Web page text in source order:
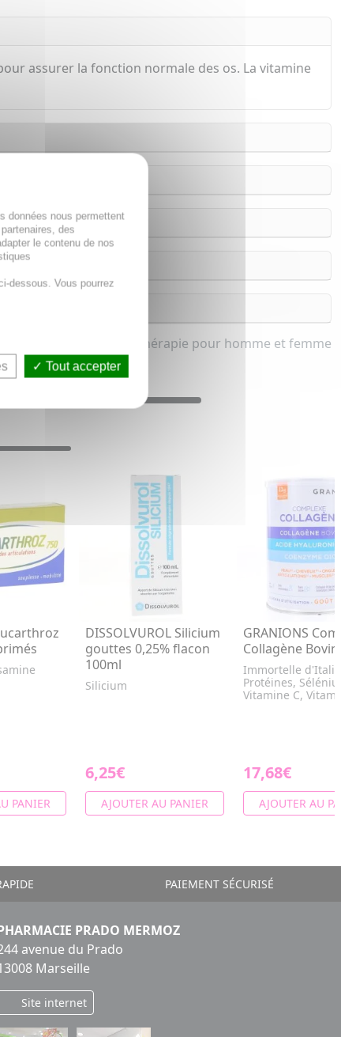
assurer la fonction normale des os. La vitamine
Articulation, Os et Phytothérapie pour homme et femme
PANIER
DISSOLVUROL Silicium
gouttes 0,25% flacon
100ml
Silicium
6,25€
AJOUTER AU PANIER
GRANIONS
Collagène
Immortelle
Protéines,
Vitamine C,
17,68€
AJOUTER AU
PAIEMENT SÉCURISÉ
PRADO MERMOZ
avenue du Prado
Marseille
Site internet
données nous permettent
des
le contenu de nos
dessous. Vous pourrez
Tout accepter